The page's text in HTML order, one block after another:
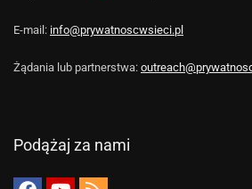
E-mail: info@prywatnoscwsieci.pl
Żądania lub partnerstwa:
Podążaj za nami